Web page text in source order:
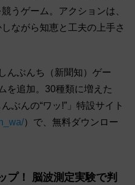
うゲーム。アクションは、
ながら知恵と工夫の上手さ
んぶんち（新聞知）ゲー
を追加。30種類に増えた
ぶんの“ワッ!”」特設サイト
）で、無料ダウンロー
プ！ 脳波測定実験で判